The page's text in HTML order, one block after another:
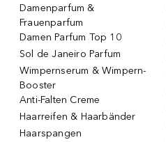
Damenparfum &
Frauenparfum
Damen Parfum Top 10
Sol de Janeiro Parfum
Wimpernserum & Wimpern-
Booster
Anti-Falten Creme
Haarreifen & Haarbänder
Haarspangen